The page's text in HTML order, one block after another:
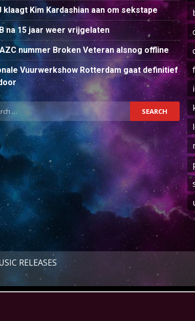
klaagt Kim Kardashian aan om sekstape
na 15 jaar weer vrijgelaten
nummer Broken Veteran alsnog offline
Vuurwerkshow Rotterdam gaat definitief
RELEASES